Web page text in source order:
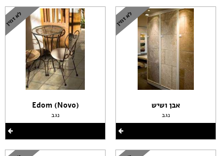
אבן ושיש
נגב
(Edom (Novo
נגב